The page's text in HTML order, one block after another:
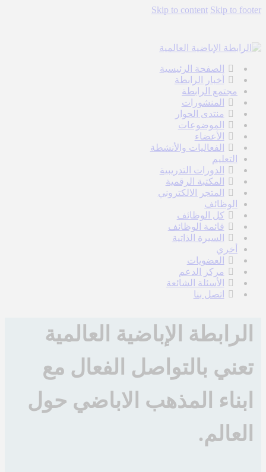
Skip to content Skip to footer
الصفحة الرئيسية
أخبار الرابطة
مجتمع الرابطة
المنشورات
منتدى الحوار
الموضوعات
الأعضاء
الفعاليات والأنشطة
التعليم
الدورات التدريبية
المكتبة الرقمية
المتجر الالكتروني
الوظائف
كل الوظائف
قائمة الوظائف
السيرة الذاتية
أخري
العضويات
مركز الدعم
الأسئلة الشائعة
اتصل بنا
الرابطة الإباضية العالمية
تعني بالتواصل الفعال مع
ابناء المذهب الاباضي حول
العالم.